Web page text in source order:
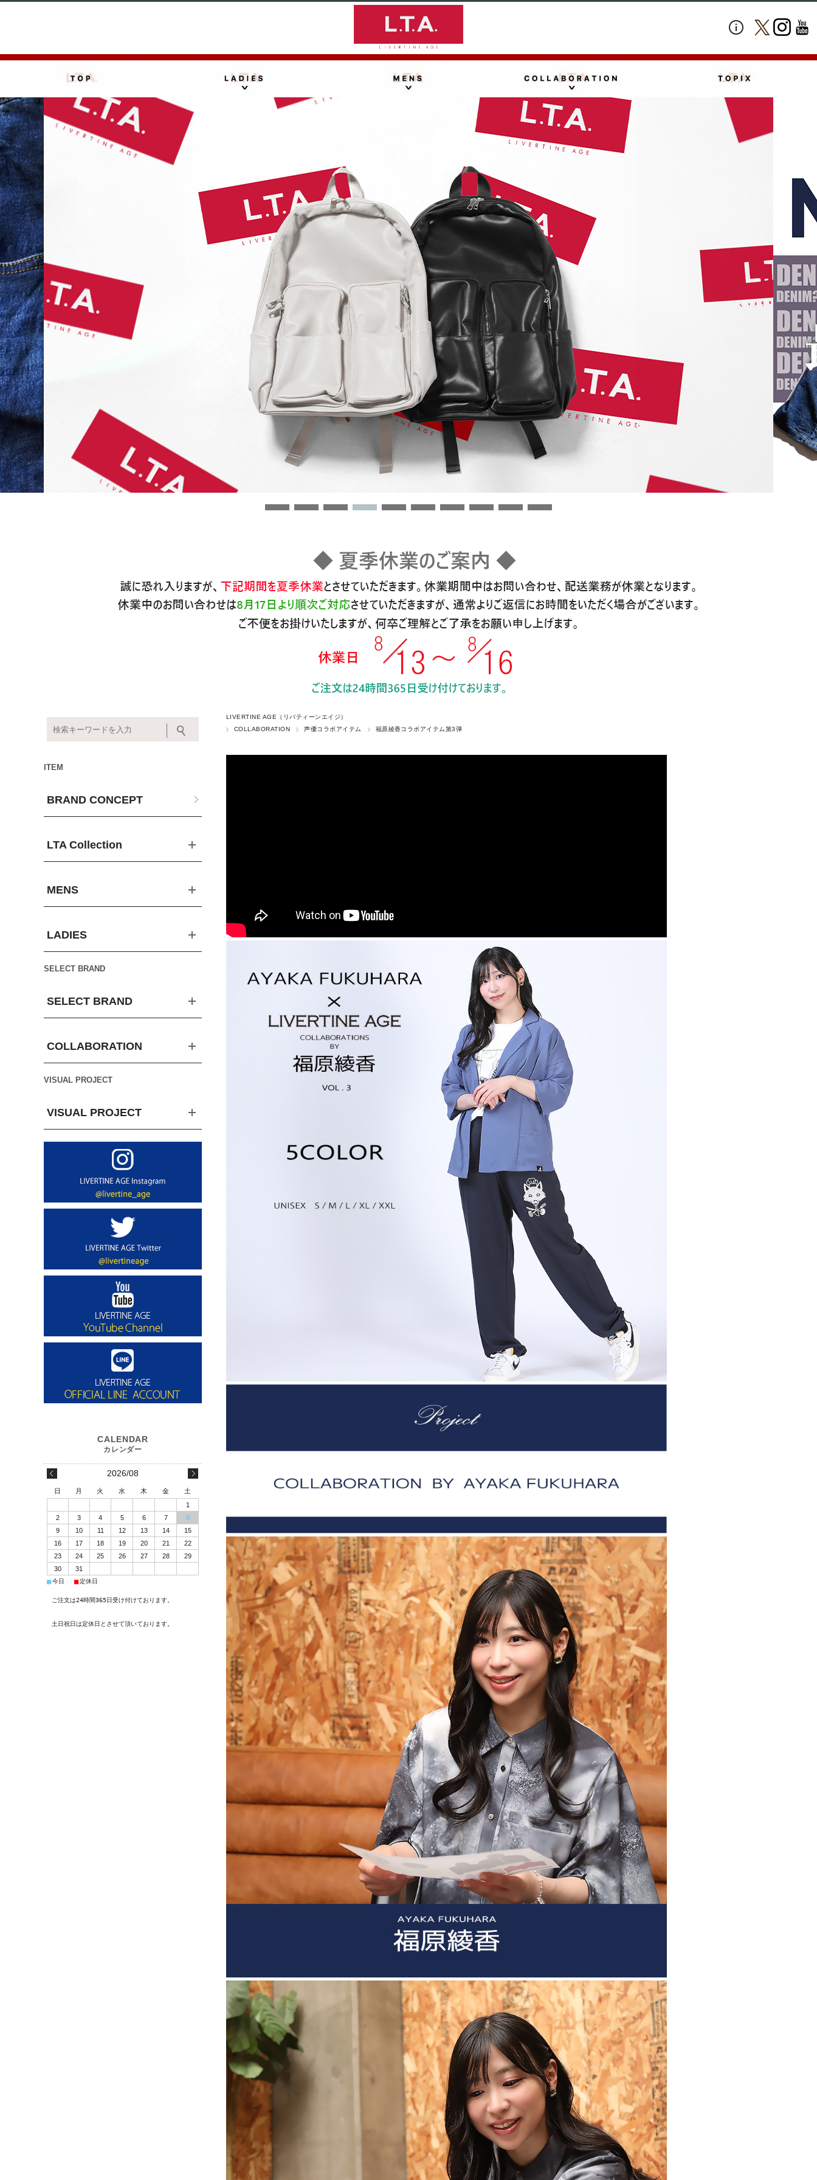
LIVERTINE AGE（リバティーンエイジ）
COLLABORATION
声優コラボアイテム 福原綾香コラボアイテム第3弾
ITEM
BRAND CONCEPT
LTA Collection
MENS
LADIES
SELECT BRAND
SELECT BRAND
COLLABORATION
VISUAL PROJECT
VISUAL PROJECT
2026/08
日 月 火 水 木 金
土
1
2
3 4 5 6 7
8
9
10 11 12 13 14
15
16
17 18 19 20 21
22
23
24 25 26 27 28
29
30
31
■今日 ■定休日
ご注文は24時間365日受け付けております。
土日祝日は定休日とさせて頂いております。